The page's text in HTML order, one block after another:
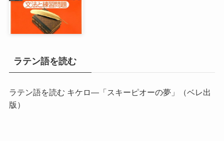
ラテン語を読む
ラテン語を読む キケロ―「スキーピオーの夢」
（ベレ出
版）